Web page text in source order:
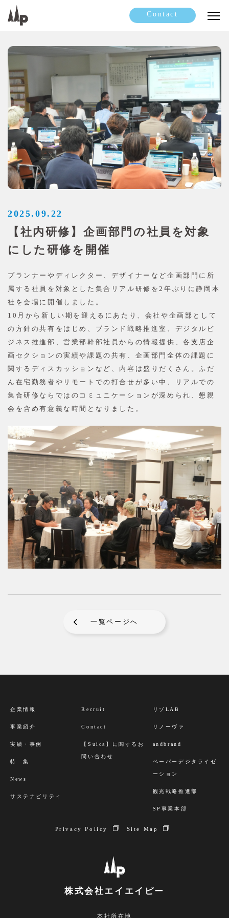
Contact
2025.09.22
【社内研修】企画部門の社員を対象
にした研修を開催
プランナーやディレクター、デザイナーなど企画部門に所
属する社員を対象とした集合リアル研修を2年ぶりに静岡本
社を会場に開催しました。
10月から新しい期を迎えるにあたり、会社や企画部として
の方針の共有をはじめ、ブランド戦略推進室、デジタルビ
ジネス推進部、営業部幹部社員からの情報提供、各支店企
画セクションの実績や課題の共有、企画部門全体の課題に
関するディスカッションなど、内容は盛りだくさん。ふだ
ん在宅勤務者やリモートでの打合せが多い中、リアルでの
集合研修ならではのコミュニケーションが深められ、懇親
会を含め有意義な時間となりました。
一覧ページへ
株式会社エイエイピー
本社所在地
企業情報
事業紹介
実績・事例
特 集
News
サステナビリティ
Recruit
Contact
【Suica】に関するお
問い合わせ
リゾLAB
リノーヴァ
andbrand
ペーパーデジタライゼ
ーション
観光戦略推進部
SP事業本部
Privacy Policy Site Map